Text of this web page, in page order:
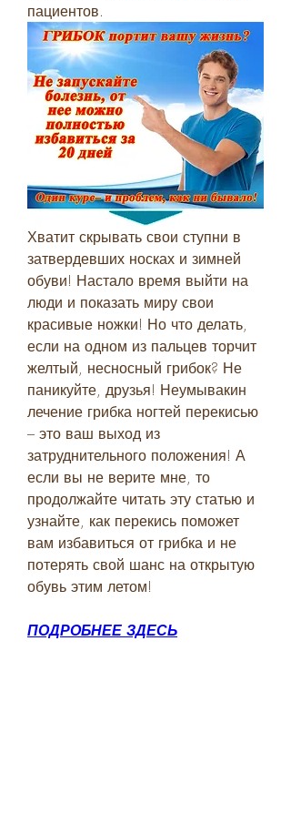
пациентов.
Хватит скрывать свои ступни в
затвердевших носках и зимней
обуви! Настало время выйти на
люди и показать миру свои
красивые ножки! Но что делать,
если на одном из пальцев торчит
желтый, несносный грибок? Не
паникуйте, друзья! Неумывакин
лечение грибка ногтей перекисью
– это ваш выход из
затруднительного положения! А
если вы не верите мне, то
продолжайте читать эту статью и
узнайте, как перекись поможет
вам избавиться от грибка и не
потерять свой шанс на открытую
обувь этим летом!
ПОДРОБНЕЕ ЗДЕСЬ